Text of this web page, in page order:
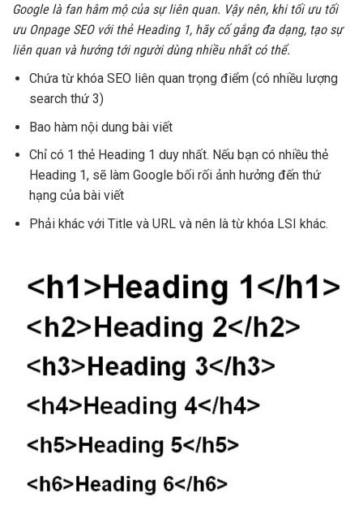
Google là fan hâm mộ của sự liên quan. Vậy nên, khi tối ưu tối
ưu Onpage SEO với thẻ Heading 1, hãy cố gắng đa dạng, tạo sự
liên quan và hướng tới người dùng nhiều nhất có thể.
Chứa từ khóa SEO liên quan trọng điểm (có nhiều lượng
search thứ 3)
Bao hàm nội dung bài viết
Chỉ có 1 thẻ Heading 1 duy nhất. Nếu bạn có nhiều thẻ
Heading 1, sẽ làm Google bối rối ảnh hưởng đến thứ
hạng của bài viết
Phải khác với Title và URL và nên là từ khóa LSI khác.